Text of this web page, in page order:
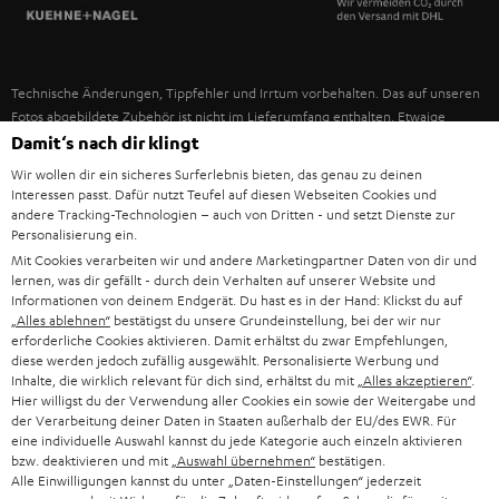
NEUHEITEN
UNSER MANAGEMENT
UNSERE WERTE
BILDUNGSRABATT
GESCHENKGUTSCHEIN
BARRIEREFREIHEIT
USA
WEITERE LÄNDER
Technische Änderungen, Tippfehler und Irrtum vorbehalten. Das auf unseren
Fotos abgebildete Zubehör ist nicht im Lieferumfang enthalten. Etwaige
Entsorgungsgebühren für Batterien sind im Preis inbegriffen.
©2026 Lautsprecher Teufel GmbH - All rights reserved.
Impressum AGB
Vertrag widerrufen
Damit‘s nach dir klingt
Wir wollen dir ein sicheres Surferlebnis bieten, das genau zu deinen
Interessen passt. Dafür nutzt Teufel auf diesen Webseiten Cookies und
andere Tracking-Technologien – auch von Dritten - und setzt Dienste zur
Personalisierung ein.
Mit Cookies verarbeiten wir und andere Marketingpartner Daten von dir und
lernen, was dir gefällt - durch dein Verhalten auf unserer Website und
Informationen von deinem Endgerät. Du hast es in der Hand: Klickst du auf
„Alles ablehnen“ bestätigst du unsere Grundeinstellung, bei der wir nur
erforderliche Cookies aktivieren. Damit erhältst du zwar Empfehlungen,
diese werden jedoch zufällig ausgewählt. Personalisierte Werbung und
Inhalte, die wirklich relevant für dich sind, erhältst du mit „Alles akzeptieren“.
Hier willigst du der Verwendung aller Cookies ein sowie der Weitergabe und
der Verarbeitung deiner Daten in Staaten außerhalb der EU/des EWR. Für
eine individuelle Auswahl kannst du jede Kategorie auch einzeln aktivieren
bzw. deaktivieren und mit „Auswahl übernehmen“ bestätigen.
Alle Einwilligungen kannst du unter „Daten-Einstellungen“ jederzeit